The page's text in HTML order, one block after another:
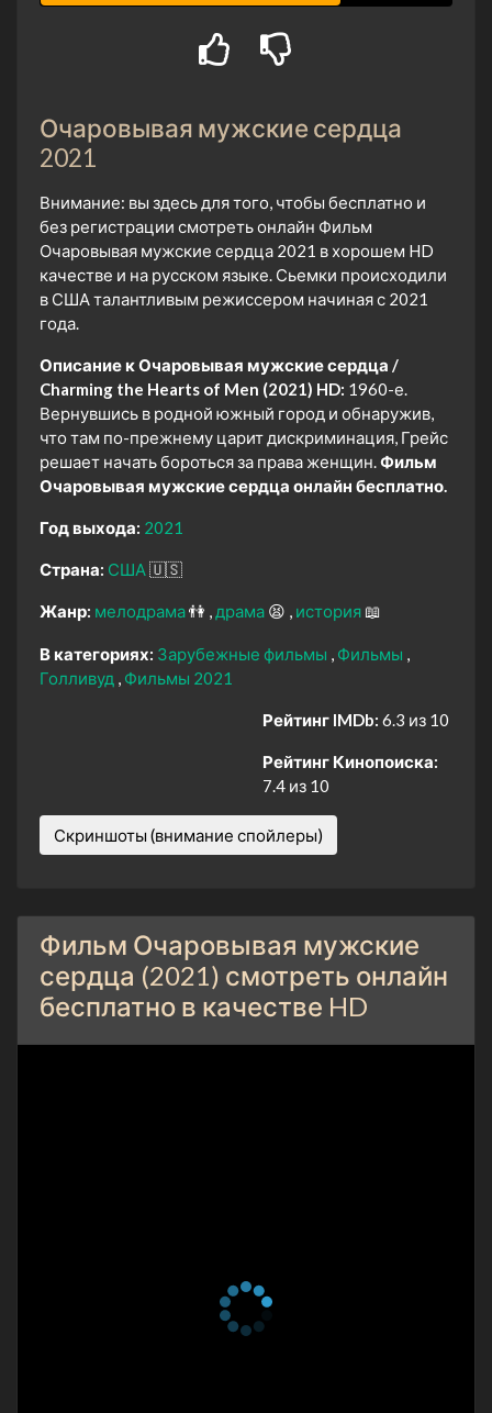
Очаровывая мужские сердца
2021
Внимание: вы здесь для того, чтобы бесплатно и
без регистрации смотреть онлайн Фильм
Очаровывая мужские сердца 2021 в хорошем HD
качестве и на русском языке. Сьемки происходили
в США талантливым режиссером начиная с 2021
года.
Описание к Очаровывая мужские сердца /
Charming the Hearts of Men (2021) HD: 1960-е.
Вернувшись в родной южный город и обнаружив,
что там по-прежнему царит дискриминация, Грейс
решает начать бороться за права женщин. Фильм
Очаровывая мужские сердца онлайн бесплатно.
Год выхода: 2021
Страна: США 🇺🇸
Жанр: мелодрама👫 драма 😫 история 📖
В категориях: Зарубежные фильмы
Фильмы
Голливуд
Фильмы 2021
Рейтинг IMDb: 6.3 из 10
Рейтинг Кинопоиска:
7.4 из 10
Скриншоты (внимание спойлеры)
Фильм Очаровывая мужские
сердца (2021) смотреть онлайн
бесплатно в качестве HD